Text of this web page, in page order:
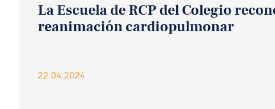
La Escuela de RCP del Colegio
reanimación cardiopulmonar
22.04.2024